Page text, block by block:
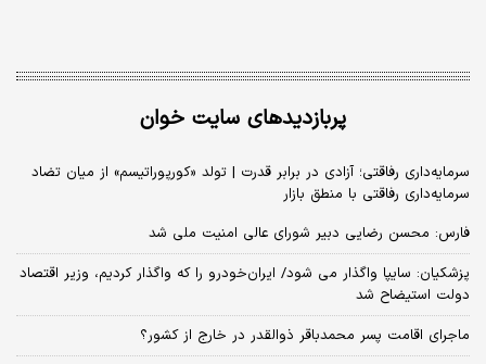
پربازدیدهای سایت خوان
سرمایه‌داری رفاقتی؛ آزادی در برابر قدرت | تولد «کورپوراتیسم» از میان تضاد
سرمایه‌داری رفاقتی با منطق بازار
فارس: محسن رضایی دبیر شورای عالی امنیت ملی شد
پزشکیان: سایپا واگذار می شود/ ایران‌خودرو را که واگذار کردیم، وزیر اقتصاد
دولت استیضاح شد
ماجرای اقامت پسر محمدباقر ذوالقدر در خارج از کشور؟